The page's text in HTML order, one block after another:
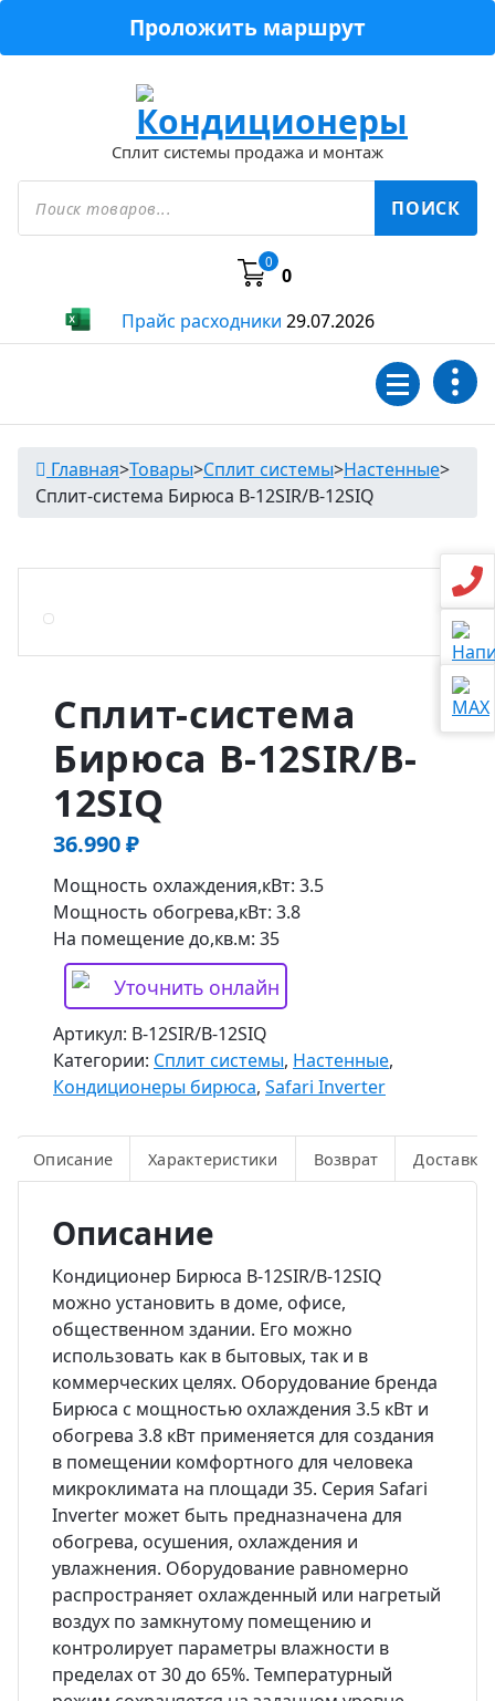
Проложить маршрут
Сплит системы продажа и монтаж
Поиск
товаров ПОИСК
0
0
Прайс расходники 29.07.2026
Главная>Товары>Сплит системы>Настенные>
Сплит-система Бирюса B-12SIR/B-12SIQ
Сплит-система
Бирюса B-12SIR/B-
12SIQ
36.990₽
Мощность охлаждения,кВт: 3.5
Мощность обогрева,кВт: 3.8
На помещение до,кв.м: 35
Уточнить онлайн
Артикул: B-12SIR/B-12SIQ
Категории: Сплит системы, Настенные,
Кондиционеры бирюса, Safari Inverter
Описание Характеристики Возврат Доставка
Описание
Кондиционер Бирюса B-12SIR/B-12SIQ
можно установить в доме, офисе,
общественном здании. Его можно
использовать как в бытовых, так и в
коммерческих целях. Оборудование бренда
Бирюса с мощностью охлаждения 3.5 кВт и
обогрева 3.8 кВт применяется для создания
в помещении комфортного для человека
микроклимата на площади 35. Серия Safari
Inverter может быть предназначена для
обогрева, осушения, охлаждения и
увлажнения. Оборудование равномерно
распространяет охлажденный или нагретый
воздух по замкнутому помещению и
контролирует параметры влажности в
пределах от 30 до 65%. Температурный